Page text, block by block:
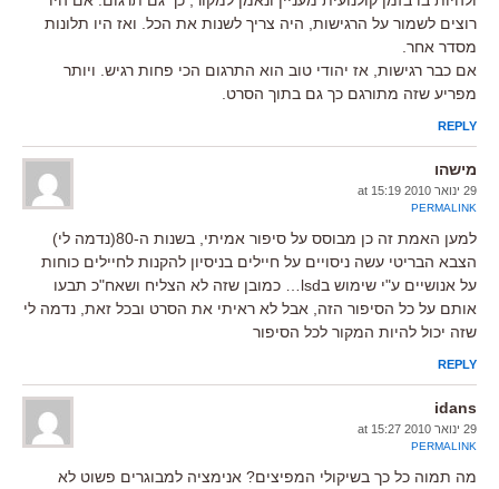
רוצים לשמור על הרגישות, היה צריך לשנות את הכל. ואז היו תלונות
מסדר אחר.
אם כבר רגישות, אז יהודי טוב הוא התרגום הכי פחות רגיש. ויותר
מפריע שזה מתורגם כך גם בתוך הסרט.
REPLY
מישהו
29 ינואר 2010 at 15:19
PERMALINK
למען האמת זה כן מבוסס על סיפור אמיתי, בשנות ה-80(נדמה לי)
הצבא הבריטי עשה ניסויים על חיילים בניסיון להקנות לחיילים כוחות
על אנושיים ע"י שימוש בlsd… כמובן שזה לא הצליח ושאח"כ תבעו
אותם על כל הסיפור הזה, אבל לא ראיתי את הסרט ובכל זאת, נדמה לי
שזה יכול להיות המקור לכל הסיפור
REPLY
idans
29 ינואר 2010 at 15:27
PERMALINK
מה תמוה כל כך בשיקולי המפיצים? אנימציה למבוגרים פשוט לא